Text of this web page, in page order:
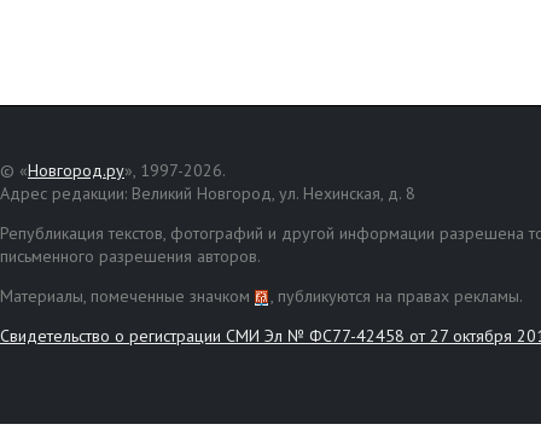
© «Новгород.ру», 1997-2026.
Адрес редакции: Великий Новгород, ул. Нехинская, д. 8
Републикация текстов, фотографий и другой информации разрешена
письменного разрешения авторов.
Материалы, помеченные значком
, публикуются на правах рекламы.
Свидетельство о регистрации СМИ Эл № ФС77-42458 от 27 октября